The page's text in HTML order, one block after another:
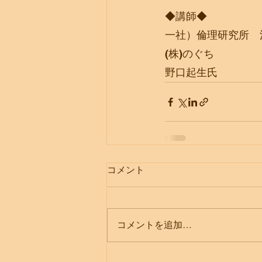
◆講師◆
一社）倫理研究所
(株)のぐち
野口起生氏
コメント
コメントを追加…